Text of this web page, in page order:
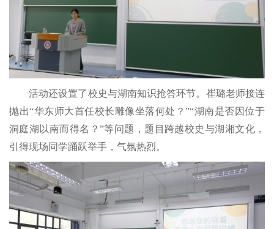
活动还设置了校史与湖南知识抢答环节。崔璐老师接连
抛出“华东师大首任校长雕像坐落何处？”“湖南是否因位于
洞庭湖以南而得名？”等问题，题目跨越校史与湖湘文化，
引得现场同学踊跃举手，气氛热烈。